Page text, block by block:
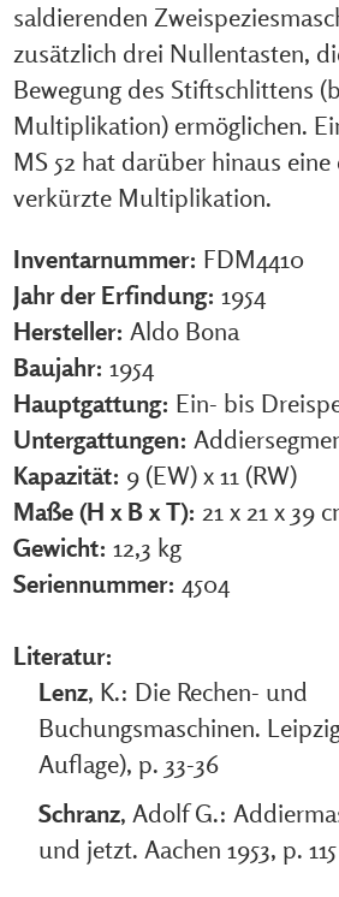
saldierenden
zusätzlich drei Nullentasten,
Bewegung des Stiftschlittens
Multiplikation) ermöglichen.
MS 52 hat darüber hinaus
verkürzte Multiplikation.
Inventarnummer: FDM4410
Jahr der Erfindung: 1954
Hersteller: Aldo Bona
Baujahr: 1954
Hauptgattung: Ein- bis
Untergattungen:
Kapazität: 9 (EW) x 11 (RW)
Maße (H x B x T): 21 x 21 x 39
Gewicht: 12,3 kg
Seriennummer: 4504
Literatur:
Lenz, K.: Die Rechen- und
Buchungsmaschinen.
Auflage), p. 33-36
Schranz, Adolf G.:
und jetzt. Aachen 1953, p. 115